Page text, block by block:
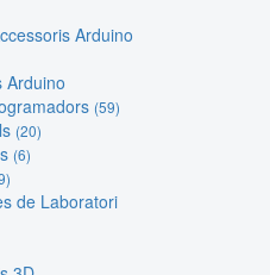
Arduino
Arduino
(59)
(20)
(6)
de Laboratori